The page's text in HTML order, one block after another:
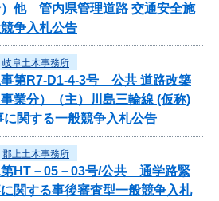
他 管内県管理道路 交通安全施
争入札公告
岐阜土木事務所
事第R7-D1-4-3号 公共 道路改築
業分）（主）川島三輪線 (仮称)
関する一般競争入札公告
郡上土木事務所
第HT－05－03号/公共 通学路緊
関する事後審査型一般競争入札